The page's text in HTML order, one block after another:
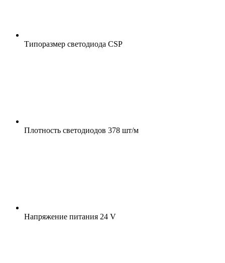
Типоразмер светодиода CSP
Плотность светодиодов 378 шт/м
Напряжение питания 24 V